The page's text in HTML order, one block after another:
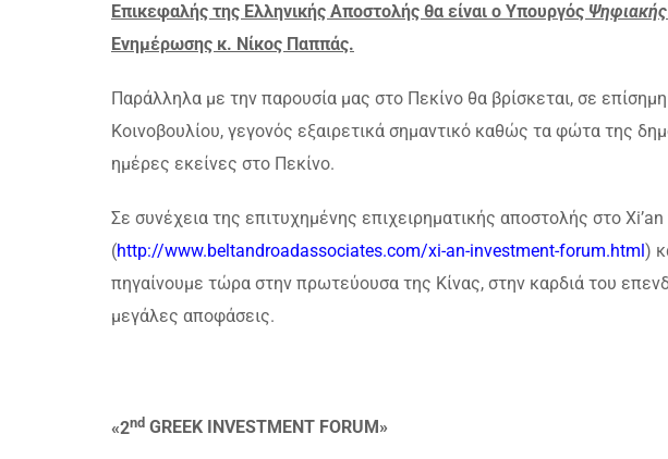
Επικεφαλής της Ελληνικής Αποστολής θα είναι ο Υπουργός Ψηφιακής
Ενημέρωσης κ. Νίκος Παππάς.
Παράλληλα με την παρουσία μας στο Πεκίνο θα βρίσκεται, σε
Κοινοβουλίου, γεγονός εξαιρετικά σημαντικό καθώς τα φώτα της
ημέρες εκείνες στο Πεκίνο.
Σε συνέχεια της επιτυχημένης επιχειρηματικής αποστολής στο
(http://www.beltandroadassociates.com/xi-an-investment-forum.html )
πηγαίνουμε τώρα στην πρωτεύουσα της Κίνας, στην καρδιά του
μεγάλες αποφάσεις.
«2nd GREEK INVESTMENT FORUM»